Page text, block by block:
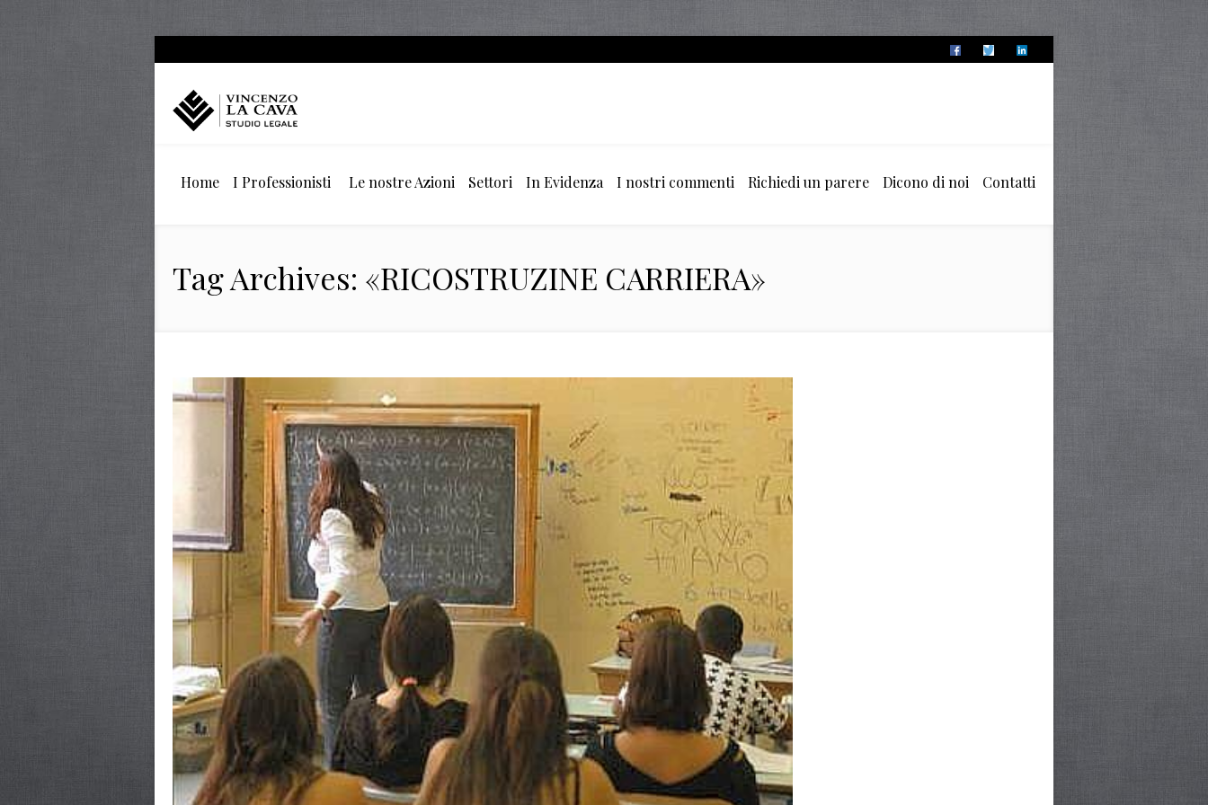
Home I Professionisti Le nostre Azioni Settori In Evidenza I nostri commenti Richiedi un parere Dicono di noi Contatti
Tag Archives: «RICOSTRUZINE CARRIERA»